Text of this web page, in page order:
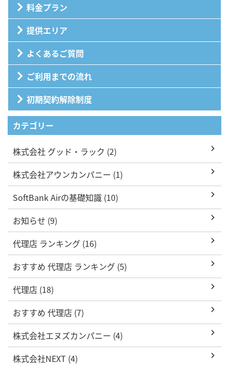
料金プラン
提供エリア
よくあるご質問
ご利用までの流れ
初期契約解除制度
カテゴリー
株式会社 グッド・ラック (2)
株式会社アウンカンパニー (1)
SoftBank Airの基礎知識 (10)
お知らせ (9)
代理店 ランキング (16)
おすすめ 代理店 ランキング (5)
代理店 (18)
おすすめ 代理店 (7)
株式会社エヌズカンパニー (4)
株式会社NEXT (4)